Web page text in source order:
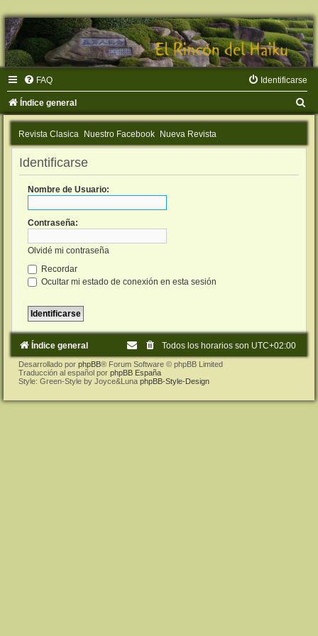
FAQ Identificarse
Índice general
u
Revista Clasica Nuestro Facebook Nueva Revista
Identificarse
Nombre de Usuario:
Contraseña:
Olvidé mi contraseña
Recordar
Ocultar mi estado de conexión en esta sesión
Índice general Todos los horarios son UTC+02:00
Desarrollado por phpBB® Forum Software © phpBB Limited
Traducción al español por phpBB España
Style: Green-Style by Joyce&Luna phpBB-Style-Design